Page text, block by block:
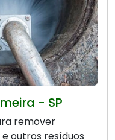
- SP
remover
outros resíduos